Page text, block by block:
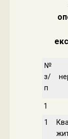
№
з/
п
1
1